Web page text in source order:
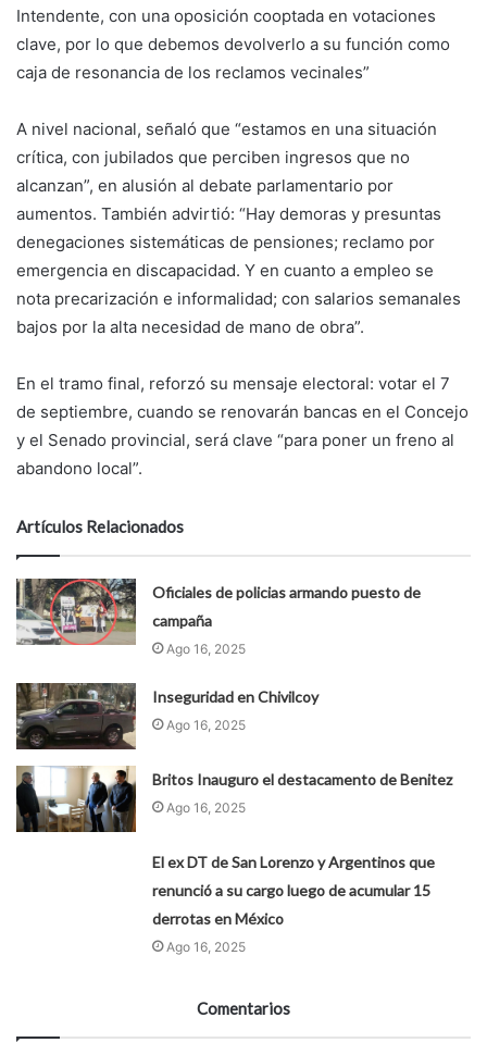
Intendente, con una oposición cooptada en votaciones
clave, por lo que debemos devolverlo a su función como
caja de resonancia de los reclamos vecinales”
A nivel nacional, señaló que “estamos en una situación
crítica, con jubilados que perciben ingresos que no
alcanzan”, en alusión al debate parlamentario por
aumentos. También advirtió: “Hay demoras y presuntas
denegaciones sistemáticas de pensiones; reclamo por
emergencia en discapacidad. Y en cuanto a empleo se
nota precarización e informalidad; con salarios semanales
bajos por la alta necesidad de mano de obra”.
En el tramo final, reforzó su mensaje electoral: votar el 7
de septiembre, cuando se renovarán bancas en el Concejo
y el Senado provincial, será clave “para poner un freno al
abandono local”.
Artículos Relacionados
Oficiales de policias armando puesto de
campaña
Ago 16, 2025
Inseguridad en Chivilcoy
Ago 16, 2025
Britos Inauguro el destacamento de Benitez
Ago 16, 2025
El ex DT de San Lorenzo y Argentinos que
renunció a su cargo luego de acumular 15
derrotas en México
Ago 16, 2025
Comentarios